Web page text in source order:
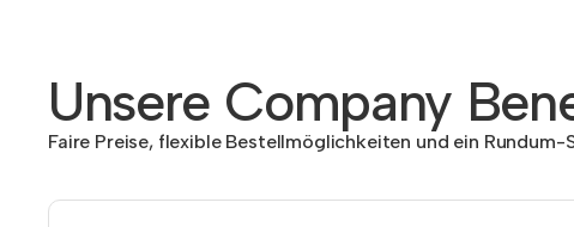
Unsere Company
Faire Preise, flexible Bestellmöglichkeiten und ein Rundum-